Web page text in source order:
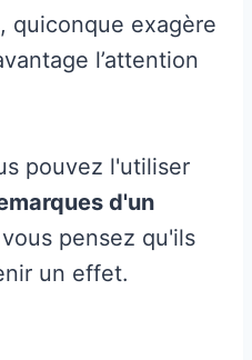
quiconque exagère
l’attention
pouvez l'utiliser
d'un
pensez qu'ils
un effet.